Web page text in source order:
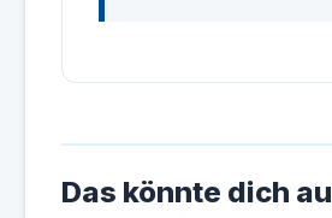
Das könnte dich